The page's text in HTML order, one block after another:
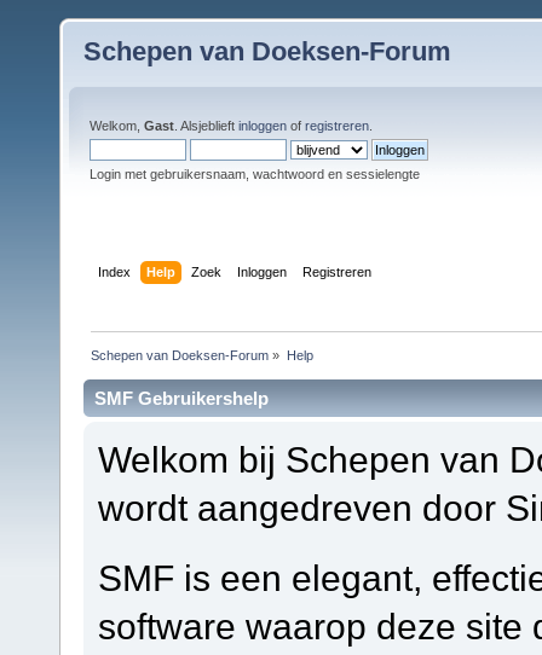
Schepen van Doeksen-Forum
Welkom, Gast . Alsjeblieft inloggen of registreren
Login met gebruikersnaam, wachtwoord en sessielengte
Index Help Zoek Inloggen Registreren
Schepen van Doeksen-Forum » Help
SMF Gebruikershelp
Welkom bij Schepen van
wordt aangedreven door
SMF is een elegant,
software waarop deze site